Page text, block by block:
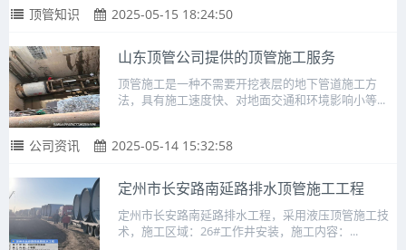
顶管知识 2025-05-15 18:24:50
山东顶管公司提供的顶管施工服务
顶管施工是一种不需要开挖表层的地下管道施工方
法，具有施工速度快、对地面交通和环境影响小等...
公司资讯 2025-05-14 15:32:58
定州市长安路南延路排水顶管施工工程
定州市长安路南延路排水工程，采用液压顶管施工技
术，施工区域：26#工作井安装，施工内容：...